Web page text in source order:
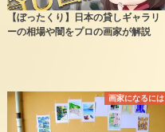
【ぼったくり】日本の貸しギャラリ
ーの相場や闇をプロの画家が解説
画家になるには